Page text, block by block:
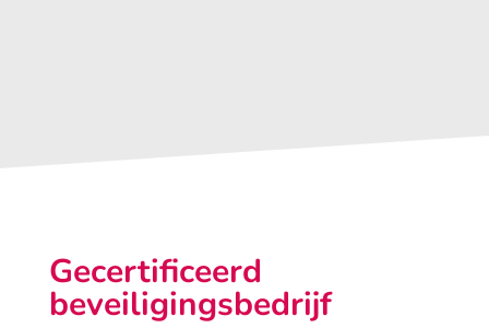
Gecertificeerd
beveiligingsbedrijf